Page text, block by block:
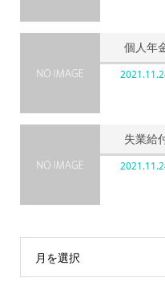
個人年
失業給
月を選択